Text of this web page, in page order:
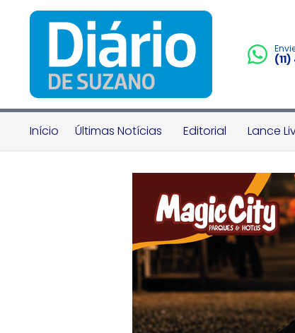
Início Últimas Notícias Editorial Lance